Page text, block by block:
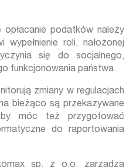
podatków należy
roli, nałożonej
się do socjalnego,
funkcjonowania państwa.
zmiany w regulacjach
bieżąco są przekazywane
móc też przygotować
do raportowania